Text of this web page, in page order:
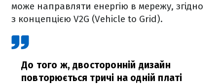
може направляти енергію в мережу, згідно
з концепцією V2G (Vehicle to Grid).
До того ж, двосторонній дизайн
повторюється тричі на одній платі